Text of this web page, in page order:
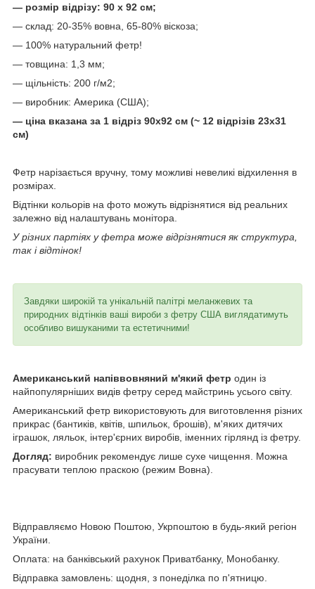
— розмір відрізу: 90 х 92 см;
— склад: 20-35% вовна, 65-80% віскоза;
— 100% натуральний фетр!
— товщина: 1,3 мм;
— щільність: 200 г/м2;
— виробник: Америка (США);
— ціна вказана за 1 відріз 90х92 см (~ 12 відрізів 23х31
см)
Фетр нарізається вручну, тому можливі невеликі відхилення в
розмірах.
Відтінки кольорів на фото можуть відрізнятися від реальних
залежно від налаштувань монітора.
У різних партіях у фетра може відрізнятися як структура,
так і відтінок!
Завдяки широкій та унікальній палітрі меланжевих та
природних відтінків ваші вироби з фетру США виглядатимуть
особливо вишуканими та естетичними!
Американський напіввовняний м'який фетр один із
найпопулярніших видів фетру серед майстринь усього світу.
Американський фетр використовують для виготовлення різних
прикрас (бантиків, квітів, шпильок, брошів), м'яких дитячих
іграшок, ляльок, інтер'єрних виробів, іменних гірлянд із фетру.
Догляд: виробник рекомендує лише сухе чищення. Можна
прасувати теплою праскою (режим Вовна).
Відправляємо Новою Поштою, Укрпоштою в будь-який регіон
України.
Оплата: на банківський рахунок Приватбанку, Монобанку.
Відправка замовлень: щодня, з понеділка по п'ятницю.